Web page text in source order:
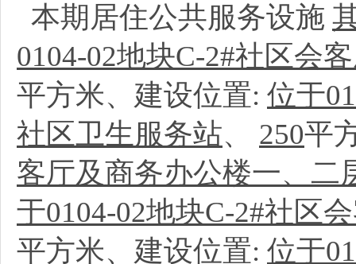
本期居住公共服务设施
0104-02地块C-2#社区会
平方米、建设位置: 位于
社区卫生服务站、 250平
客厅及商务办公楼一、二
于0104-02地块C-2#社区
平方米、建设位置: 位于